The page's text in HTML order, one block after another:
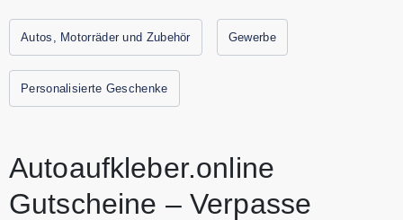
passend konfigurieren und online bestellen. Entdecke auch
im Online Shop professionelle Fahrzeugbeschriftung für
Firmenwagen. Alle aktuellen Gutscheine und
Autos, Motorräder und Zubehör Gewerbe
Personalisierte Geschenke
Autoaufkleber.online
Gutscheine – Verpasse